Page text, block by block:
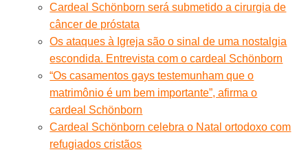
Cardeal Schönborn será submetido a cirurgia de
câncer de próstata
Os ataques à Igreja são o sinal de uma nostalgia
escondida. Entrevista com o cardeal Schönborn
“Os casamentos gays testemunham que o
matrimônio é um bem importante”, afirma o
cardeal Schönborn
Cardeal Schönborn celebra o Natal ortodoxo com
refugiados cristãos